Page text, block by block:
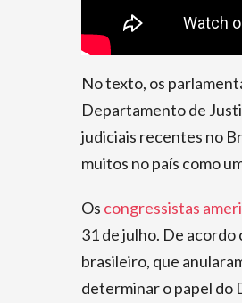
No texto, os
Departamento de
judiciais recentes no
muitos no país como
Os congressistas
31 de julho. De
brasileiro, que
determinar o papel do